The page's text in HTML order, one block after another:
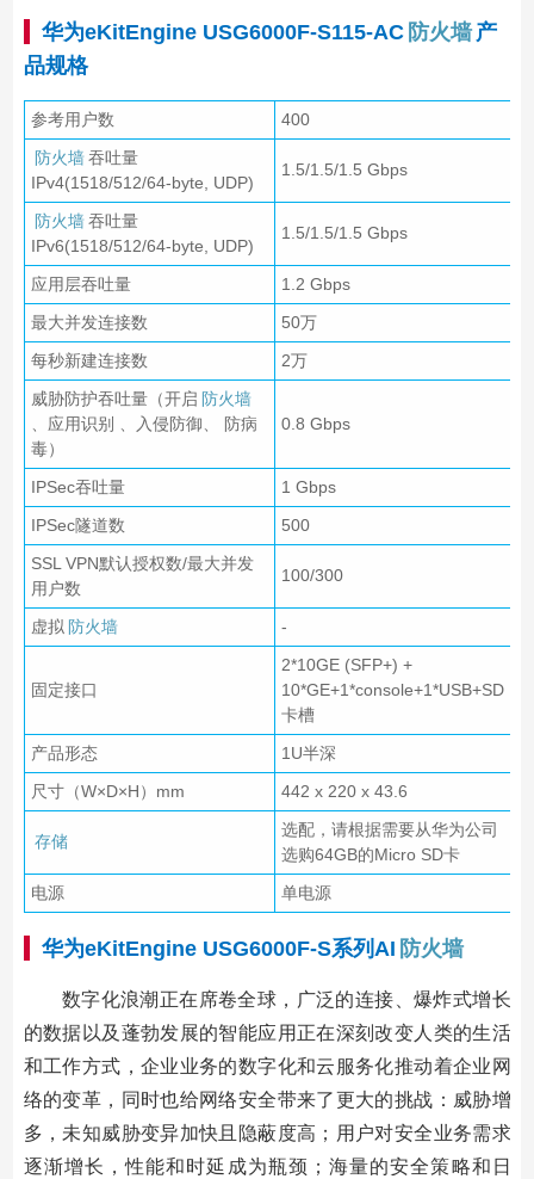
华为eKitEngine USG6000F-S115-AC 防火墙 产
品规格
参考用户数
400
防火墙 吞吐量
IPv4(1518/512/64-byte, UDP)
1.5/1.5/1.5 Gbps
防火墙 吞吐量
IPv6(1518/512/64-byte, UDP)
1.5/1.5/1.5 Gbps
应用层吞吐量
1.2 Gbps
最大并发连接数
50万
每秒新建连接数
2万
威胁防护吞吐量（开启 防火墙
、应用识别 、入侵防御、 防病
毒）
0.8 Gbps
IPSec吞吐量
1 Gbps
IPSec隧道数
500
SSL VPN默认授权数/最大并发
用户数
100/300
虚拟 防火墙 -
固定接口
2*10GE (SFP+) +
10*GE+1*console+1*USB+SD
卡槽
产品形态
1U半深
尺寸（W×D×H）mm
442 x 220 x 43.6
存储
选配，请根据需要从华为公司
选购64GB的Micro SD卡
电源
单电源
华为eKitEngine USG6000F-S系列AI 防火墙
数字化浪潮正在席卷全球，广泛的连接、爆炸式增长
的数据以及蓬勃发展的智能应用正在深刻改变人类的生活
和工作方式，企业业务的数字化和云服务化推动着企业网
络的变革，同时也给网络安全带来了更大的挑战：威胁增
多，未知威胁变异加快且隐蔽度高；用户对安全业务需求
逐渐增长，性能和时延成为瓶颈；海量的安全策略和日